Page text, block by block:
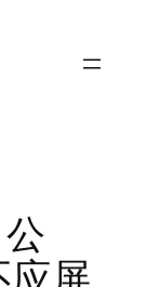
应屏